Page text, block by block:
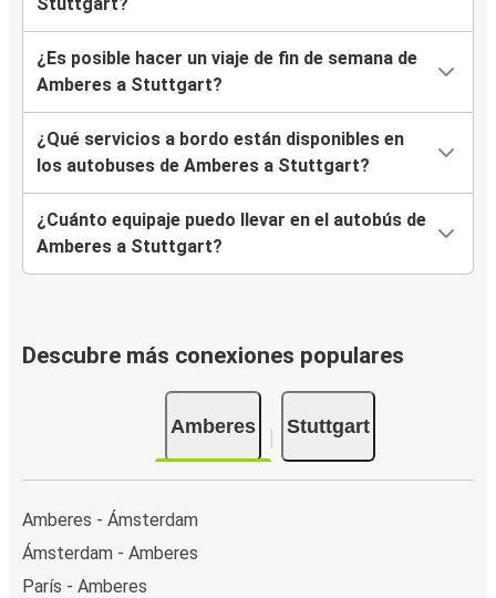
¿Es posible hacer un viaje de fin de semana de
Amberes a Stuttgart?
¿Qué servicios a bordo están disponibles en
los autobuses de Amberes a Stuttgart?
¿Cuánto equipaje puedo llevar en el autobús de
Amberes a Stuttgart?
Descubre más conexiones populares
Amberes Stuttgart
Amberes - Ámsterdam
Ámsterdam - Amberes
París - Amberes